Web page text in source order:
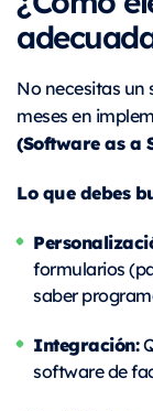
No necesitas
meses en
(Software as a
Lo que debes
formularios
saber
Integración:
software de